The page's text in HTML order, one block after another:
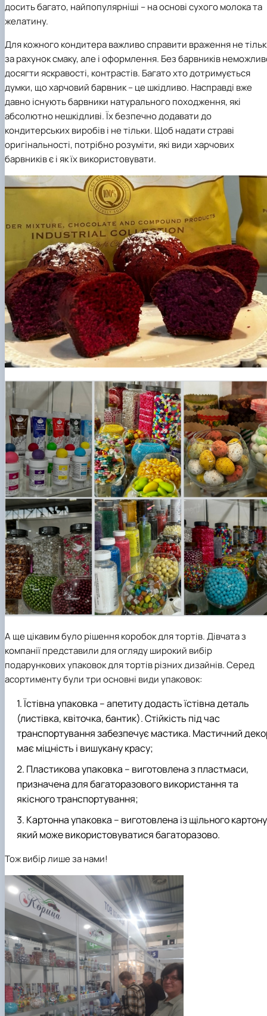
досить багато, найпопулярніші – на основі сухого молока та
желатину.
Для кожного кондитера важливо справити враження не
за рахунок смаку, але і оформлення. Без барвників
досягти яскравості, контрастів. Багато хто дотримується
думки, що харчовий барвник – це шкідливо. Насправді вже
давно існують барвники натурального походження, які
абсолютно нешкідливі. Їх безпечно додавати до
кондитерських виробів і не тільки. Щоб надати страві
оригінальності, потрібно розуміти, які види харчових
барвників є і як їх використовувати.
А ще цікавим було рішення коробок для тортів. Дівчата з
компанії представили для огляду широкий вибір
подарункових упаковок для тортів різних дизайнів. Серед
асортименту були три основні види упаковок:
Їстівна упаковка – апетиту додасть їстівна деталь
(листівка, квіточка, бантик). Стійкість під час
транспортування забезпечує мастика. Мастичний
має міцність і вишукану красу;
Пластикова упаковка – виготовлена з пластмаси,
призначена для багаторазового використання та
якісного транспортування;
Картонна упаковка – виготовлена із щільного
який може використовуватися багаторазово.
Тож вибір лише за нами!